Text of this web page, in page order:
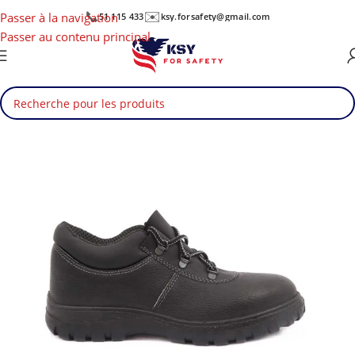
Passer à la navigation
Passer au contenu principal
📞51 115 433✉️ ksy.forsafety@gmail.com